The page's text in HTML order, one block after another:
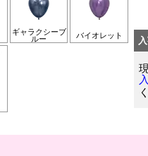
ギャラクシーブ
ルー
バイオレット